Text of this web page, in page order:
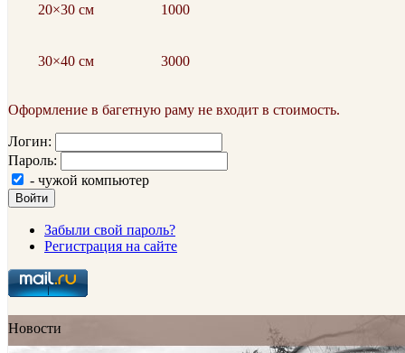
20×30 см 1000
30×40 см 3000
Оформление в багетную раму не входит в стоимость.
Логин:
Пароль:
- чужой компьютер
Войти
Забыли свой пароль?
Регистрация на сайте
Новости